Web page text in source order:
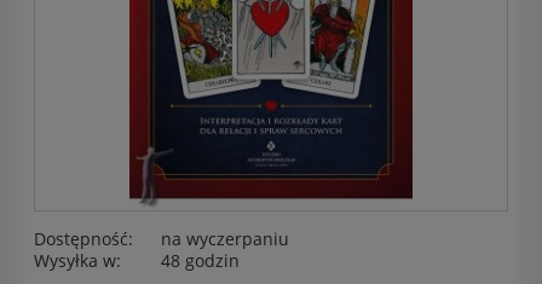
Dostępność:
na wyczerpaniu
Wysyłka w:
48 godzin